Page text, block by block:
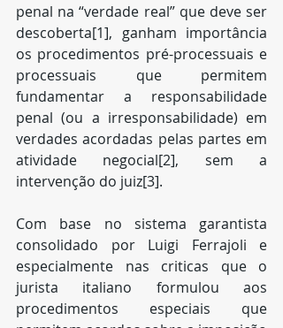
penal na “verdade real” que deve ser
descoberta[1], ganham importância
os procedimentos pré-processuais e
processuais que permitem
fundamentar a responsabilidade
penal (ou a irresponsabilidade) em
verdades acordadas pelas partes em
atividade negocial[2], sem a
intervenção do juiz[3].
Com base no sistema garantista
consolidado por Luigi Ferrajoli e
especialmente nas criticas que o
jurista italiano formulou aos
procedimentos especiais que